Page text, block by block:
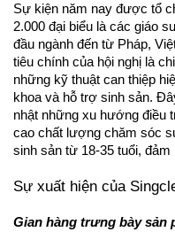
Sự kiện năm nay được tổ
2.000 đại biểu là các giáo
đầu ngành đến từ Pháp,
tiêu chính của hội nghị là
những kỹ thuật can thiệp
khoa và hỗ trợ sinh sản.
nhật những xu hướng điều
cao chất lượng chăm sóc
sinh sản từ 18-35 tuổi,
Sự xuất hiện của
Gian hàng trưng bày sản